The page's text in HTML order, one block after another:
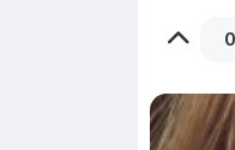
0